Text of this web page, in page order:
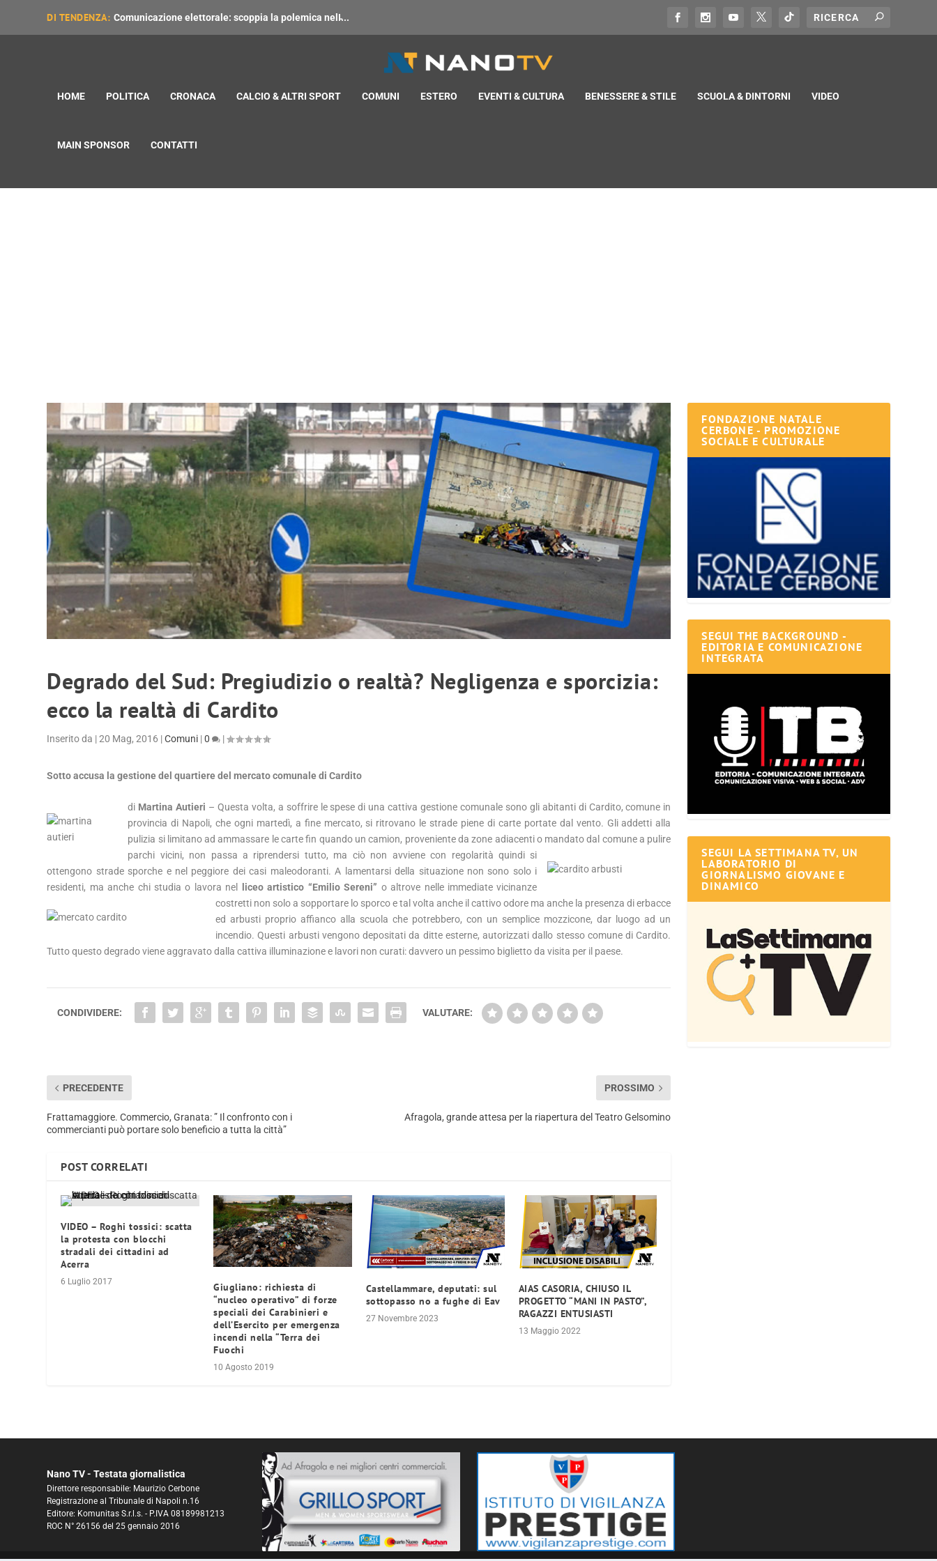
DI TENDENZA: Comunicazione elettorale: scoppia la polemica nell̵...
HOME POLITICA CRONACA CALCIO & ALTRI SPORT COMUNI ESTERO EVENTI & CULTURA BENESSERE & STILE SCUOLA & DINTORNI VIDEO
MAIN SPONSOR CONTATTI
Degrado del Sud: Pregiudizio o realtà? Negligenza e sporcizia:
ecco la realtà di Cardito
Inserito da |20 Mag, 2016 |Comuni |0 |
Sotto accusa la gestione del quartiere del mercato comunale di Cardito
di Martina Autieri – Questa volta, a soffrire le spese di una cattiva gestione comunale sono gli abitanti di Cardito, comune in
provincia di Napoli, che ogni martedì, a fine mercato, si ritrovano le strade piene di carte portate dal vento. Gli addetti alla
pulizia si limitano ad ammassare le carte fin quando un camion, proveniente da zone adiacenti o mandato dal comune a pulire
parchi vicini, non passa a riprendersi tutto, ma ciò non avviene con regolarità quindi si
ottengono strade sporche e nel peggiore dei casi maleodoranti. A lamentarsi della situazione non sono solo i
residenti, ma anche chi studia o lavora nel
liceo artistico “Emilio Sereni” o altrove nelle immediate vicinanze
costretti non solo a sopportare lo sporco e tal volta anche il cattivo odore ma anche la presenza di erbacce
ed arbusti proprio affianco alla scuola che potrebbero, con un semplice mozzicone, dar luogo ad un
incendio. Questi arbusti vengono depositati da ditte esterne, autorizzati dallo stesso comune di Cardito.
Tutto questo degrado viene aggravato dalla cattiva illuminazione e lavori non curati: davvero un pessimo biglietto da visita per il paese.
CONDIVIDERE: VALUTARE:
PRECEDENTE
Frattamaggiore. Commercio, Granata: ” Il confronto con i
commercianti può portare solo beneficio a tutta la città”
PROSSIMO
Afragola, grande attesa per la riapertura del Teatro Gelsomino
POST CORRELATI
VIDEO – Roghi tossici: scatta
la protesta con blocchi
stradali dei cittadini ad
Acerra
6 Luglio 2017
Giugliano: richiesta di
“nucleo operativo” di forze
speciali dei Carabinieri e
dell’Esercito per emergenza
incendi nella “Terra dei
Fuochi
10 Agosto 2019
Castellammare, deputati: sul
sottopasso no a fughe di Eav
27 Novembre 2023
AIAS CASORIA, CHIUSO IL
PROGETTO “MANI IN PASTO”,
RAGAZZI ENTUSIASTI
13 Maggio 2022
FONDAZIONE NATALE
CERBONE - PROMOZIONE
SOCIALE E CULTURALE
SEGUI THE BACKGROUND -
EDITORIA E COMUNICAZIONE
INTEGRATA
SEGUI LA SETTIMANA TV, UN
LABORATORIO DI
GIORNALISMO GIOVANE E
DINAMICO
Nano TV - Testata giornalistica
Direttore responsabile: Maurizio Cerbone
Registrazione al Tribunale di Napoli n.16
Editore: Komunitas S.r.l.s. - P.IVA 08189981213
ROC N° 26156 del 25 gennaio 2016